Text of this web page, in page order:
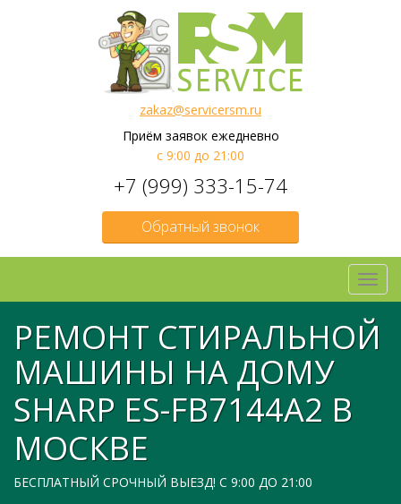
zakaz@servicersm.ru
Приём заявок ежедневно
с 9:00 до 21:00
+7 (999) 333-15-74
Обратный звонок
РЕМОНТ СТИРАЛЬНОЙ
МАШИНЫ НА ДОМУ
SHARP ES-FB7144A2 В
МОСКВЕ
БЕСПЛАТНЫЙ СРОЧНЫЙ ВЫЕЗД! С 9:00 ДО 21:00